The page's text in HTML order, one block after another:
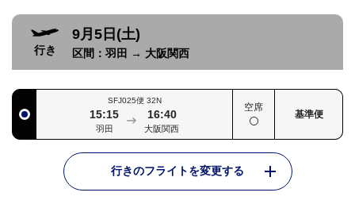
行き
9月5日(土)
区間： 羽田 → 大阪関西
SFJ025便 32N
15:15
羽田
16:40
大阪関西
空席
基準便
行きのフライトを変更する